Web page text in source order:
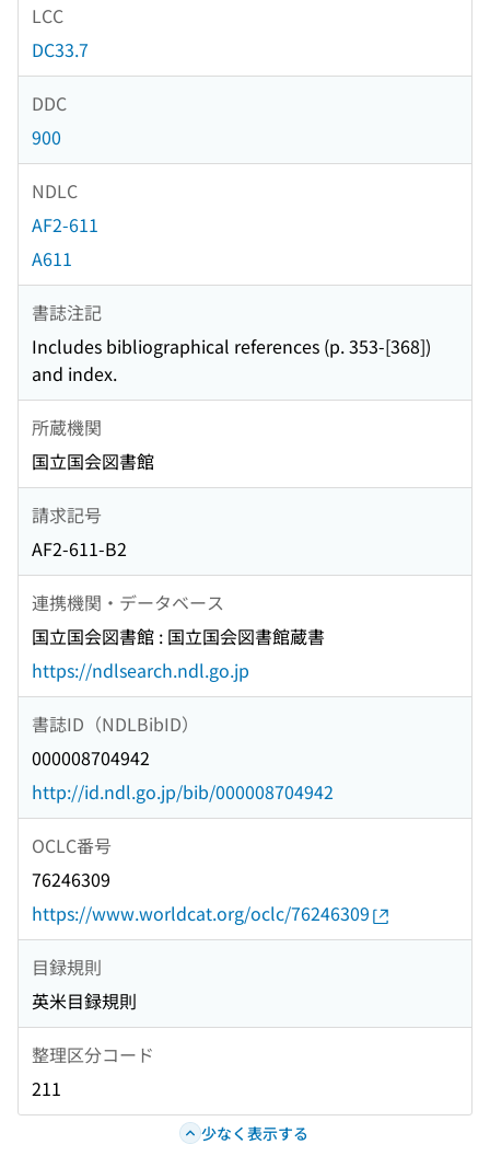
LCC
DC33.7
DDC
900
NDLC
AF2-611
A611
書誌注記
Includes bibliographical references (p. 353-[368])
and index.
所蔵機関
国立国会図書館
請求記号
AF2-611-B2
連携機関・データベース
国立国会図書館 : 国立国会図書館蔵書
https://ndlsearch.ndl.go.jp
書誌ID（NDLBibID）
000008704942
http://id.ndl.go.jp/bib/000008704942
OCLC番号
76246309
https://www.worldcat.org/oclc/76246309
目録規則
英米目録規則
整理区分コード
211
少なく表示する